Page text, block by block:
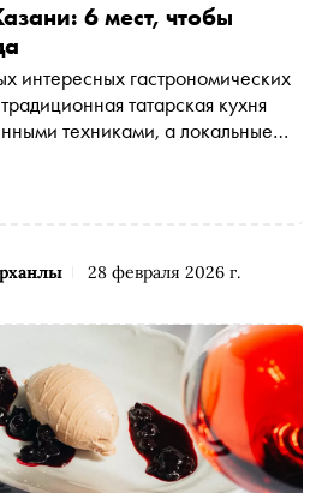
6 мест, чтобы
интересных гастрономических
татарская кухня
техниками, а локальные
национальными
которые лучше всего
характер столицы
28 февраля 2026 г.